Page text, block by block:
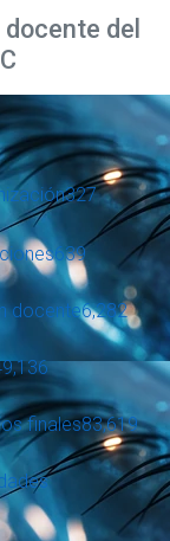
del
327
639
docente6,282
finales83,619